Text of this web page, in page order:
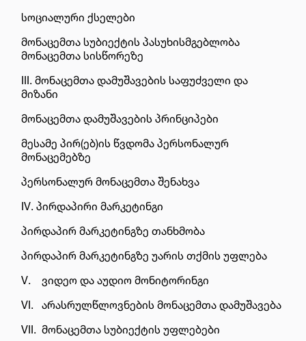
სოციალური ქსელები
მონაცემთა სუბიექტის პასუხისმგებლობა
მონაცემთა სისწორეზე
III. მონაცემთა დამუშავების საფუძველი და
მიზანი
მონაცემთა დამუშავების პრინციპები
მესამე პირ(ებ)ის წვდომა პერსონალურ
მონაცემებზე
პერსონალურ მონაცემთა შენახვა
IV. პირდაპირი მარკეტინგი
პირდაპირ მარკეტინგზე თანხმობა
პირდაპირ მარკეტინგზე უარის თქმის უფლება
V.
ვიდეო და აუდიო მონიტორინგი
VI.
არასრულწლოვნების მონაცემთა დამუშავება
VII. მონაცემთა სუბიექტის უფლებები